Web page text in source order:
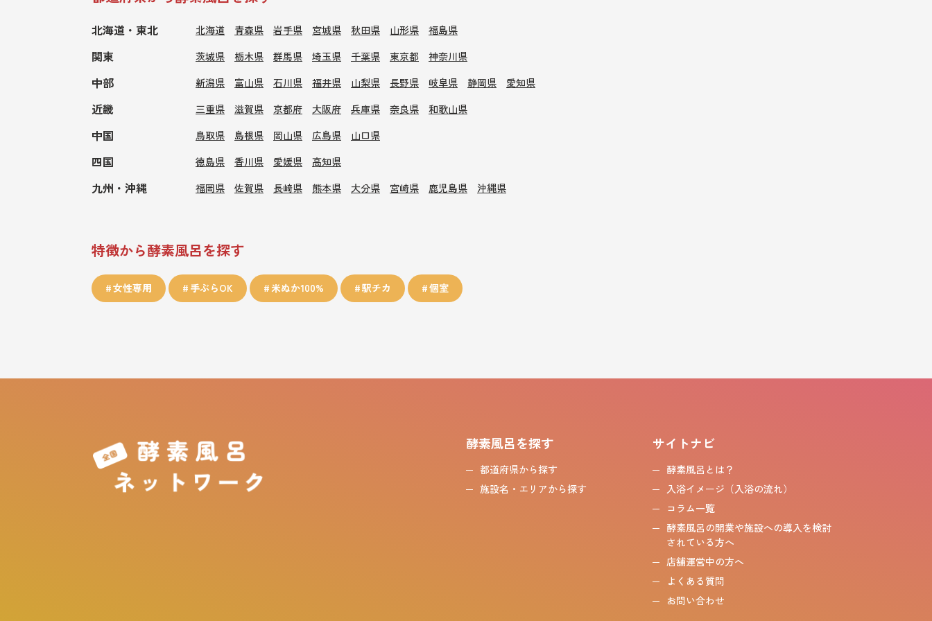
北海道・東北 北海道 青森県 岩手県 宮城県 秋田県 山形県 福島県
関東 茨城県 栃木県 群馬県 埼玉県 千葉県 東京都 神奈川県
中部 新潟県 富山県 石川県 福井県 山梨県 長野県 岐阜県 静岡県 愛知県
近畿 三重県 滋賀県 京都府 大阪府 兵庫県 奈良県 和歌山県
中国 鳥取県 島根県 岡山県 広島県 山口県
四国 徳島県 香川県 愛媛県 高知県
九州・沖縄 福岡県 佐賀県 長崎県 熊本県 大分県 宮崎県 鹿児島県 沖縄県
特徴から酵素風呂を探す
女性専用 手ぶらOK 米ぬか100% 駅チカ 個室
酵素風呂を探す
都道府県から探す
施設名・エリアから探す
サイトナビ
酵素風呂とは？
入浴イメージ（入浴の流れ）
コラム一覧
酵素風呂の開業や施設への導入を検討
されている方へ
店舗運営中の方へ
よくある質問
お問い合わせ